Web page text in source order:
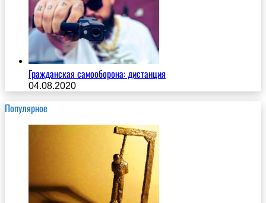
Гражданская самооборона: дистанция
04.08.2020
Популярное